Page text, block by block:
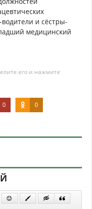
и сёстры-
медицинский
его и нажмите
0 0